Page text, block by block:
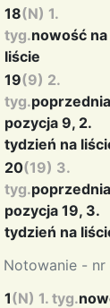
Notowanie - nr
18(N) 1.
tyg.nowość na
liście
19(9) 2.
tyg.poprzednia
pozycja 9, 2.
tydzień na
20(19) 3.
tyg.poprzednia
pozycja 19, 3.
tydzień na
1(N) 1. tyg.